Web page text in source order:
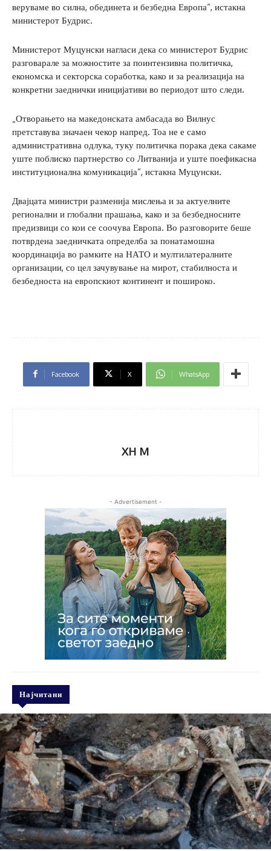
веруваме во силна, обединета и безбедна Европа“, истакна
министерот Будрис.
Министерот Муцунски нагласи дека со министерот Будрис
разговарале за можностите за поинтензивна политичка,
економска и секторска соработка, како и за реализација на
конкретни заеднички иницијативи во периодот што следи.
„Отворањето на македонската амбасада во Вилнус
претставува значаен чекор напред. Тоа не е само
административна одлука, туку политичка порака дека сакаме
уште поблиско партнерство со Литванија и уште поефикасна
институционална комуникација“, истакна Муцунски.
Двајцата министри разменија мислења и за актуелните
регионални и глобални прашања, како и за безбедносните
предизвици со кои се соочува Европа. Во разговорите беше
потврдена заедничката определба за понатамошна
координација во рамките на НАТО и мултилатералните
организации, со цел зачувување на мирот, стабилноста и
безбедноста на европскиот континент и пошироко.
Facebook X WhatsApp
XH M
- Advertisement -
Најчитани